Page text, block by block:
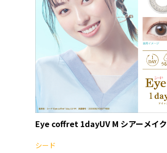
Eye coffret 1dayUV M シアーメイク
シード